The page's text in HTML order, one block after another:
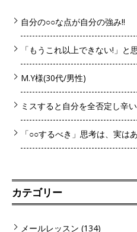
自分の○○な点が自分の強み!!
「もうこれ以上できない!」と
M.Y様(30代/男性)
ミスすると自分を全否定し辛
「○○するべき」思考は、実は
カテゴリー
メールレッスン (134)